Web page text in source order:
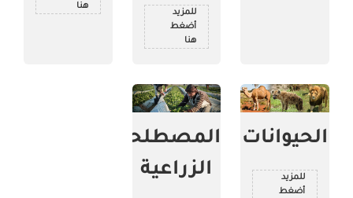
للمزيد
أضغط
هنا
هنا
الحيوانات
للمزيد
أضغط
المصطلحات
الزراعية